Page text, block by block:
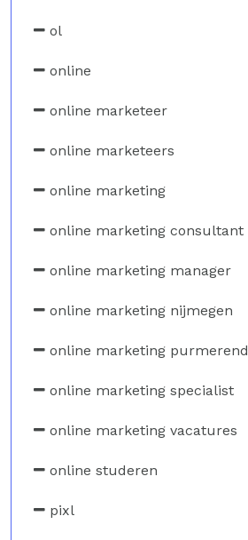
ol
online
online marketeer
online marketeers
online marketing
online marketing consultant
online marketing manager
online marketing nijmegen
online marketing purmerend
online marketing specialist
online marketing vacatures
online studeren
pixl